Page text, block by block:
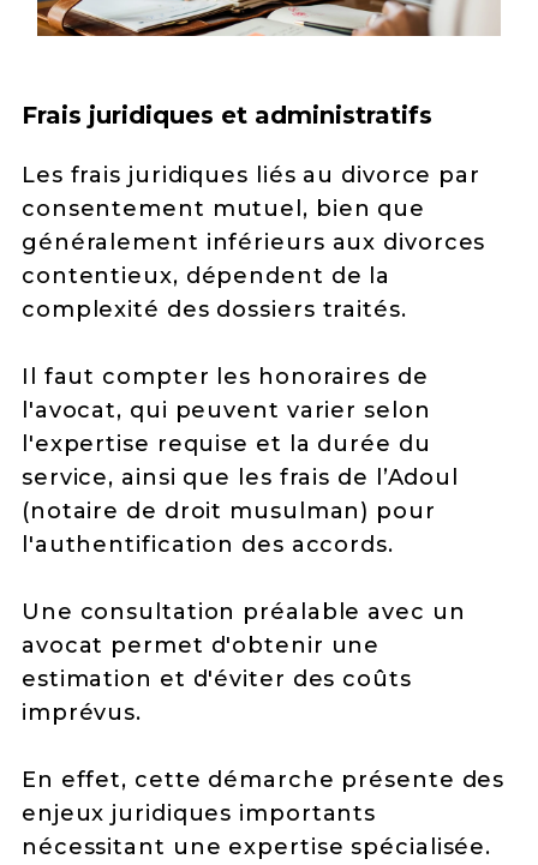
Frais juridiques et administratifs
Les frais juridiques liés au divorce par
consentement mutuel, bien que
généralement inférieurs aux divorces
contentieux, dépendent de la
complexité des dossiers traités.
Il faut compter les honoraires de
l'avocat, qui peuvent varier selon
l'expertise requise et la durée du
service, ainsi que les frais de l’Adoul
(notaire de droit musulman) pour
l'authentification des accords.
Une consultation préalable avec un
avocat permet d'obtenir une
estimation et d'éviter des coûts
imprévus.
En effet, cette démarche présente des
enjeux juridiques importants
nécessitant une expertise spécialisée.